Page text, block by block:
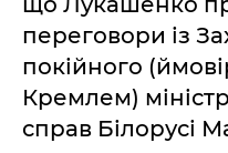
переговори із
покійного
Кремлем)
справ Білорусі